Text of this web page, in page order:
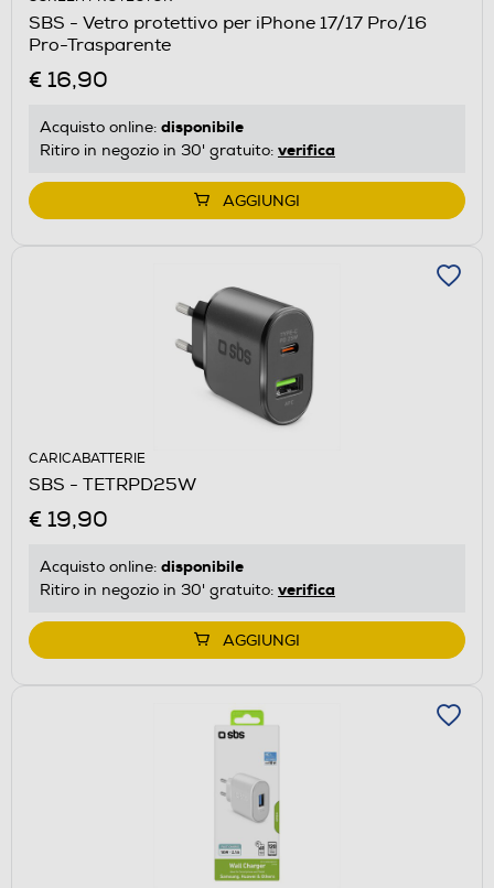
SBS - Vetro protettivo per iPhone 17/17 Pro/16
Pro-Trasparente
€ 16,90
Acquisto online: disponibile
Ritiro in negozio in 30' gratuito: verifica
AGGIUNGI
CARICABATTERIE
SBS - TETRPD25W
€ 19,90
Acquisto online: disponibile
Ritiro in negozio in 30' gratuito: verifica
AGGIUNGI